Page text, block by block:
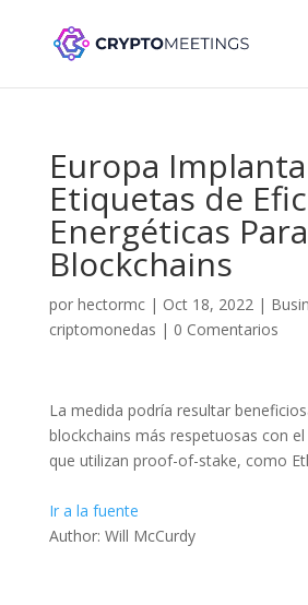
Europa
Etiquetas de
Energéticas Para
Blockchains
por hectormc| Oct 18, 2022|
criptomonedas | 0 Comentarios
La medida podría resultar
blockchains más respetuosas con
que utilizan proof-of-stake, como
Ir a la fuente
Author: Will McCurdy